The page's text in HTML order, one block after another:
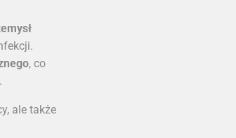
, co
ale także